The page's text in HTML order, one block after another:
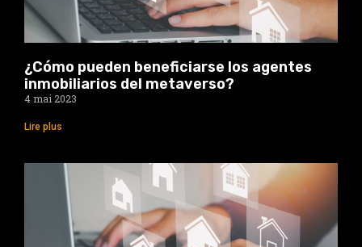
¿Cómo pueden beneficiarse los agentes
inmobiliarios del metaverso?
4 mai 2023
Lire plus